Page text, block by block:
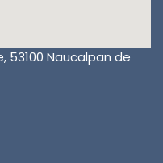
53100 Naucalpan de